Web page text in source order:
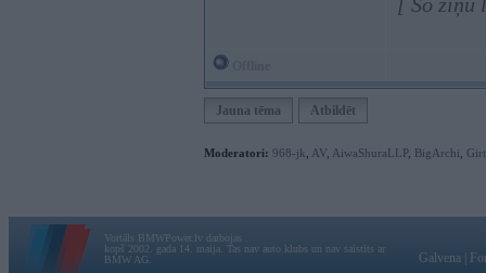
Jauna tēma Atbildēt
Moderatori: 968-jk AV AiwaShuraLLP, BigArchi
Vortāls BMWPower.lv darbojas
kopš 2002. gada 14. maija. Tas nav auto klubs un nav saistīts ar
BMW AG.
Galvena